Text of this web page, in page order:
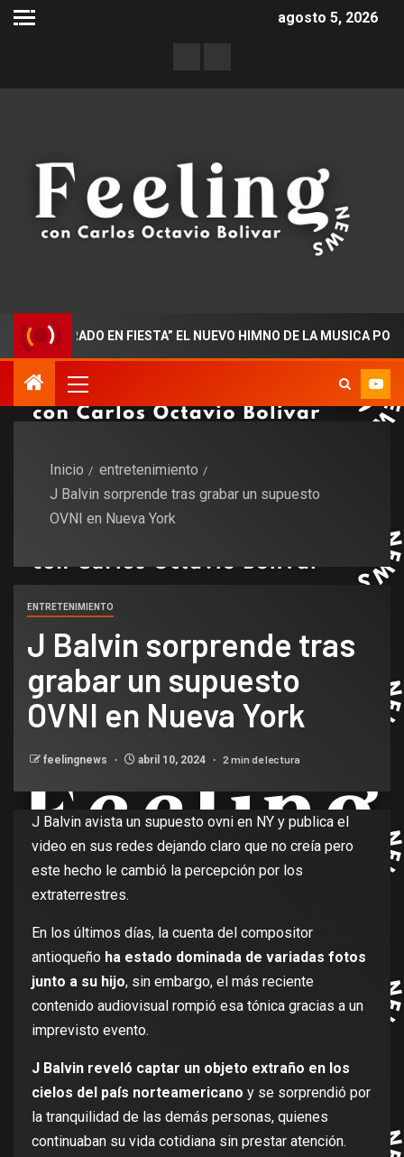
agosto 5, 2026
EN FIESTA” EL NUEVO HIMNO DE LA MUSICA POPULAR
Inicio
entretenimiento
J Balvin sorprende tras grabar un supuesto
OVNI en Nueva York
ENTRETENIMIENTO
J Balvin sorprende tras
grabar un supuesto
OVNI en Nueva York
feelingnews abril 10, 2024 2 min de lectura
J Balvin avista un supuesto ovni en NY y publica el
video en sus redes dejando claro que no creía pero
este hecho le cambió la percepción por los
extraterrestres.
En los últimos días, la cuenta del compositor
antioqueño ha estado dominada de variadas fotos
junto a su hijo, sin embargo, el más reciente
contenido audiovisual rompió esa tónica gracias a un
imprevisto evento.
J Balvin reveló captar un objeto extraño en los
cielos del país norteamericano y se sorprendió por
la tranquilidad de las demás personas, quienes
continuaban su vida cotidiana sin prestar atención.